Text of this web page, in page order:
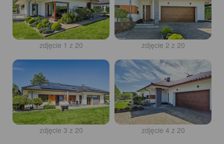
zdjęcie 1 z 20 zdjęcie 2 z 20
zdjęcie 3 z 20 zdjęcie 4 z 20